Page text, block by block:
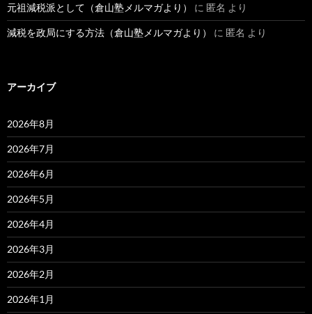
元祖減税派として（倉山塾メルマガより） に 匿名 より
減税を政局にする方法（倉山塾メルマガより） に 匿名 より
アーカイブ
2026年8月
2026年7月
2026年6月
2026年5月
2026年4月
2026年3月
2026年2月
2026年1月